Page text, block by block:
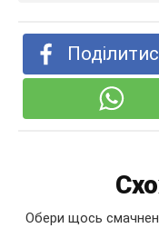
Обери щось